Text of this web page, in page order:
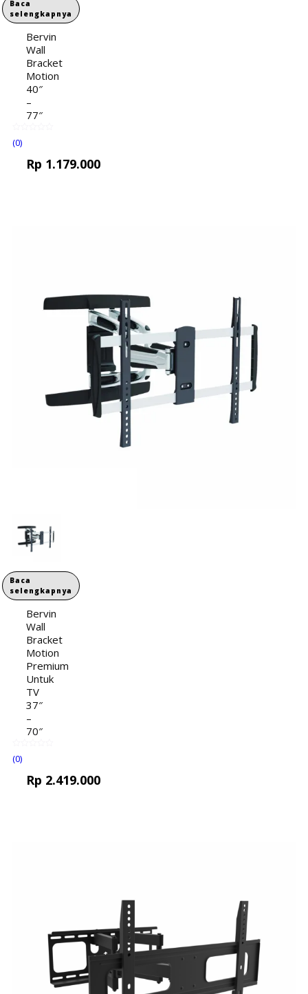
Baca
selengkapnya
Bervin
Wall
Bracket
Motion
40″
–
77″
(0)
Rp 1.179.000
Baca
selengkapnya
Bervin
Wall
Bracket
Motion
Premium
Untuk
TV
37″
–
70″
(0)
Rp 2.419.000